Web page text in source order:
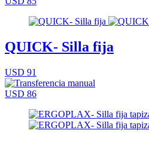
QUICK- Silla fija
USD 91
USD 86